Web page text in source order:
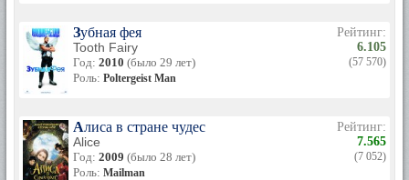
Зубная фея
Tooth Fairy
Год: 2010 (было 29 лет)
Роль: Poltergeist Man
Рейтинг:
6.105
(57 570)
Алиса в стране чудес
Alice
Год: 2009 (было 28 лет)
Роль: Mailman
Рейтинг:
7.565
(7 052)